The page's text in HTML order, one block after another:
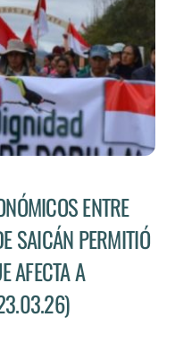
ENTRE
SAICÁN PERMITIÓ
AFECTA A